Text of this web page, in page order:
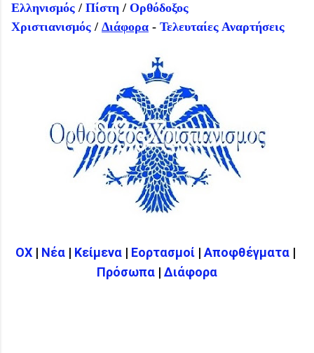
Ελληνισμός / Πίστη / Ορθόδοξος
Χριστιανισμός / Διάφορα - Τελευταίες Αναρτήσεις
ΟΧ | Νέα | Κείμενα | Εορτασμοί | Αποφθέγματα |
Πρόσωπα | Διάφορα